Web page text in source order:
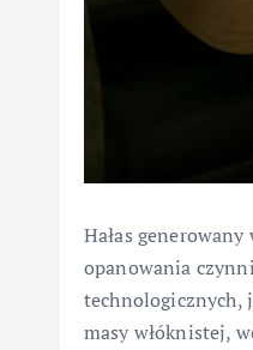
Hałas
opanowania
technologicznych,
masy włóknistej,